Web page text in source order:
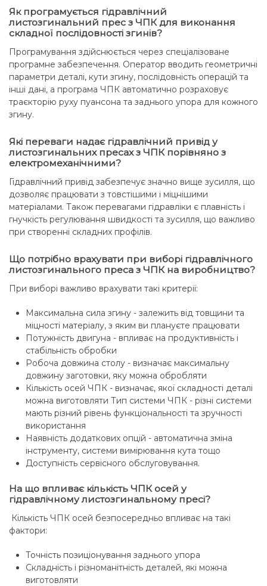
Як програмується гідравлічний
листозгинальний прес з ЧПК для виконання
складної послідовності згинів?
Програмування здійснюється через спеціалізоване
програмне забезпечення. Оператор вводить геометричні
параметри деталі, кути згину, послідовність операцій та
інші дані, а програма ЧПК автоматично розраховує
траєкторію руху пуансона та заднього упора для кожного
згину.
Які переваги надає гідравлічний привід у
листозгинальних пресах з ЧПК порівняно з
електромеханічними?
Гідравлічний привід забезпечує значно вище зусилля, що
дозволяє працювати з товстішими і міцнішими
матеріалами. Також перевагами гідравліки є плавність і
гнучкість регулювання швидкості та зусилля, що важливо
при створенні складних профілів.
Що потрібно врахувати при виборі гідравлічного
листозгинального преса з ЧПК на виробництво?
При виборі важливо врахувати такі критерії:
Максимальна сила згину - залежить від товщини та
міцності матеріалу, з яким ви плануєте працювати
Потужність двигуна - впливає на продуктивність і
стабільність обробки
Робоча довжина столу - визначає максимальну
довжину заготовки, яку можна обробляти
Кількість осей ЧПК - визначає, якої складності деталі
можна виготовляти Тип системи ЧПК - різні системи
мають різний рівень функціональності та зручності
використання
Наявність додаткових опцій - автоматична зміна
інструменту, системи вимірювання кута тощо
Доступність сервісного обслуговування.
На що впливає кількість ЧПК осей у
гідравлічному листозгинальному пресі?
Кількість ЧПК осей безпосередньо впливає на такі
фактори:
Точність позиціонування заднього упора
Складність і різноманітність деталей, які можна
виготовляти